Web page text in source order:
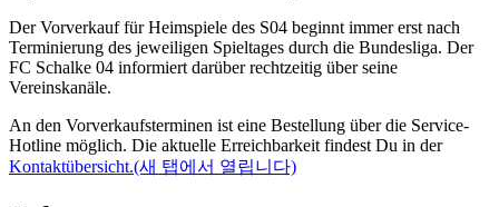
Der Vorverkauf für Heimspiele des S04 beginnt immer erst nach
Terminierung des jeweiligen Spieltages durch die Bundesliga. Der
FC Schalke 04 informiert darüber rechtzeitig über seine
Vereinskanäle.
An den Vorverkaufsterminen ist eine Bestellung über die Service-
Hotline möglich. Die aktuelle Erreichbarkeit findest Du in der
Kontaktübersicht.(새 탭에서 열립니다)